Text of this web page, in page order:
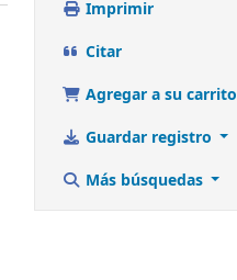
Imprimir
Citar
Agregar a su carrito
Guardar registro
Más búsquedas